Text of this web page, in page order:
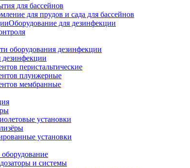
для бассейнов
для прудов и сада для бассейнов
Оборудование для дезинфекции
оборудования дезинфекции
дезинфекции
перистальтические
плунжерные
мембранные
установки
установки
и системы